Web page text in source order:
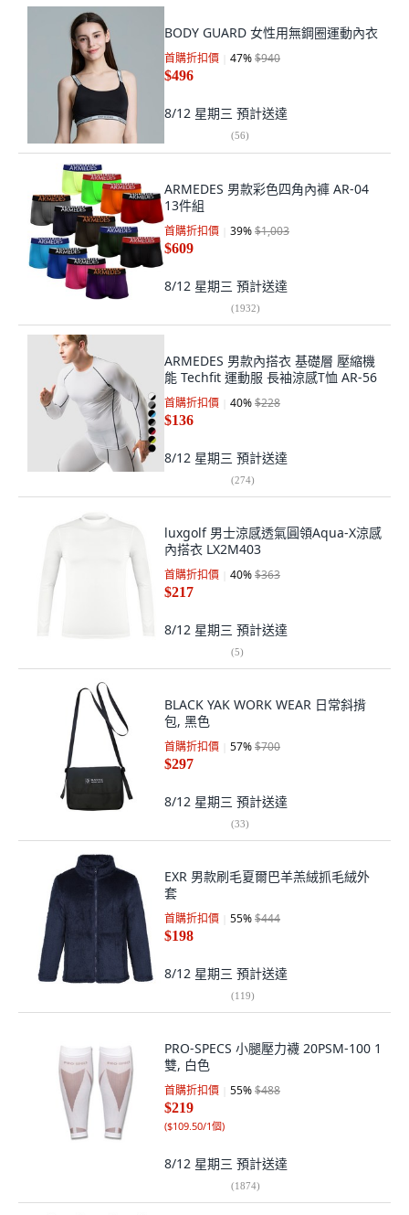
BODY GUARD 女性用無鋼圈運動內衣
首購折扣價 47%$940
$496
8/12 星期三 預計送達
(56)
ARMEDES 男款彩色四角內褲 AR-04
13件組
首購折扣價 39%$1,003
$609
8/12 星期三 預計送達
(1932)
ARMEDES 男款內搭衣 基礎層 壓縮機
能 Techfit 運動服 長袖涼感T恤 AR-56
首購折扣價 40%$228
$136
8/12 星期三 預計送達
(274)
luxgolf 男士涼感透氣圓領Aqua-X涼感
內搭衣 LX2M403
首購折扣價 40%$363
$217
8/12 星期三 預計送達
(5)
BLACK YAK WORK WEAR 日常斜揹
包, 黑色
首購折扣價 57%$700
$297
8/12 星期三 預計送達
(33)
EXR 男款刷毛夏爾巴羊羔絨抓毛絨外
套
首購折扣價 55%$444
$198
8/12 星期三 預計送達
(119)
PRO-SPECS 小腿壓力襪 20PSM-100 1
雙, 白色
首購折扣價 55%$488
$219
($109.50/1個)
8/12 星期三 預計送達
(1874)